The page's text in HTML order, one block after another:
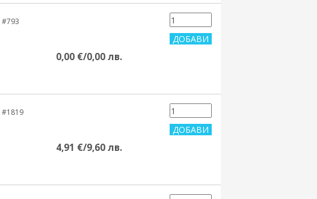
#793
0,00 €/0,00 лв.
#1819
4,91 €/9,60 лв.